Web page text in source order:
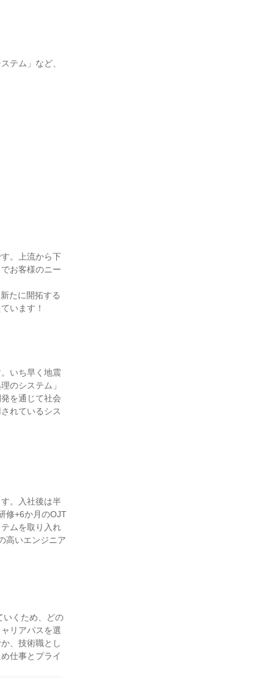
テム」など、
。上流から下
お客様のニー
たに開拓する
います！
いち早く地震
のシステム」
を通じて社会
れているシス
。入社後は半
修+6か月のOJT
ムを取り入れ
高いエンジニア
いくため、どの
リアパスを選
、技術職とし
仕事とプライ